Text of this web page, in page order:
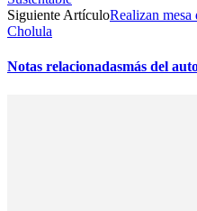
Siguiente ArtículoRealizan mesa
Cholula
Notas relacionadasmás del